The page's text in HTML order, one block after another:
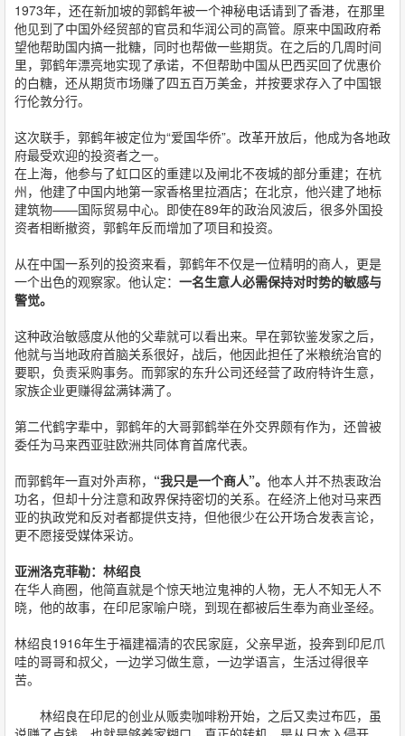
1973年，还在新加坡的郭鹤年被一个神秘电话请到了香港，在那里
他见到了中国外经贸部的官员和华润公司的高管。原来中国政府希
望他帮助国内搞一批糖，同时也帮做一些期货。在之后的几周时间
里，郭鹤年漂亮地实现了承诺，不但帮助中国从巴西买回了优惠价
的白糖，还从期货市场赚了四五百万美金，并按要求存入了中国银
行伦敦分行。
这次联手，郭鹤年被定位为“爱国华侨”。改革开放后，他成为各地政
府最受欢迎的投资者之一。
在上海，他参与了虹口区的重建以及闸北不夜城的部分重建；在杭
州，他建了中国内地第一家香格里拉酒店；在北京，他兴建了地标
建筑物——国际贸易中心。即使在89年的政治风波后，很多外国投
资者相断撤资，郭鹤年反而增加了项目和投资。
从在中国一系列的投资来看，郭鹤年不仅是一位精明的商人，更是
一个出色的观察家。他认定： 一名生意人必需保持对时势的敏感与
警觉。
这种政治敏感度从他的父辈就可以看出来。早在郭钦鉴发家之后，
他就与当地政府首脑关系很好，战后，他因此担任了米粮统治官的
要职，负责采购事务。而郭家的东升公司还经营了政府特许生意，
家族企业更赚得盆满钵满了。
第二代鹤字辈中，郭鹤年的大哥郭鹤举在外交界颇有作为，还曾被
委任为马来西亚驻欧洲共同体育首席代表。
而郭鹤年一直对外声称， “我只是一个商人”。 他本人并不热衷政治
功名，但却十分注意和政界保持密切的关系。在经济上他对马来西
亚的执政党和反对者都提供支持，但他很少在公开场合发表言论，
更不愿接受媒体采访。
亚洲洛克菲勒：林绍良
在华人商圈，他简直就是个惊天地泣鬼神的人物，无人不知无人不
晓，他的故事，在印尼家喻户晓，到现在都被后生奉为商业圣经。
林绍良1916年生于福建福清的农民家庭，父亲早逝，投奔到印尼爪
哇的哥哥和叔父，一边学习做生意，一边学语言，生活过得很辛
苦。
林绍良在印尼的创业从贩卖咖啡粉开始，之后又卖过布匹，虽